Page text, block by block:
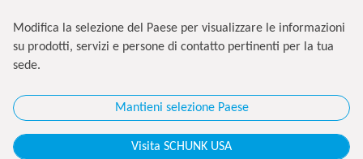
Modifica la selezione del Paese per visualizzare le informazioni
su prodotti, servizi e persone di contatto pertinenti per la tua
sede.
Mantieni selezione Paese
Visita SCHUNK USA